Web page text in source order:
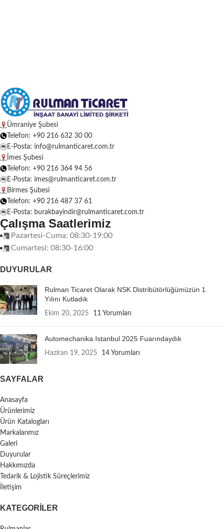
Ümraniye Şubesi
Telefon: +90 216 632 30 00
E-Posta: info@rulmanticaret.com.tr
İmes Şubesi
Telefon: +90 216 364 94 56
E-Posta: imes@rulmanticaret.com.tr
Birmes Şubesi
Telefon: +90 216 487 37 61
E-Posta: burakbayindir@rulmanticaret.com.tr
Çalışma Saatlerimiz
Pazartesi-Cuma: 08:30-19:00
Cumartesi: 08:30-16:00
DUYURULAR
Rulman Ticaret Olarak NSK Distribütörlüğümüzün 1.
Yılını Kutladık
Ekim 20, 2025 11 Yorumları
Automechanika Istanbul 2025 Fuarındaydık
Haziran 19, 2025 14 Yorumları
SAYFALAR
Anasayfa
Ürünlerimiz
Ürün Katalogları
Markalarımız
Galeri
Duyurular
Hakkımızda
Tedarik & Lojistik Süreçlerimiz
İletişim
KATEGORILER